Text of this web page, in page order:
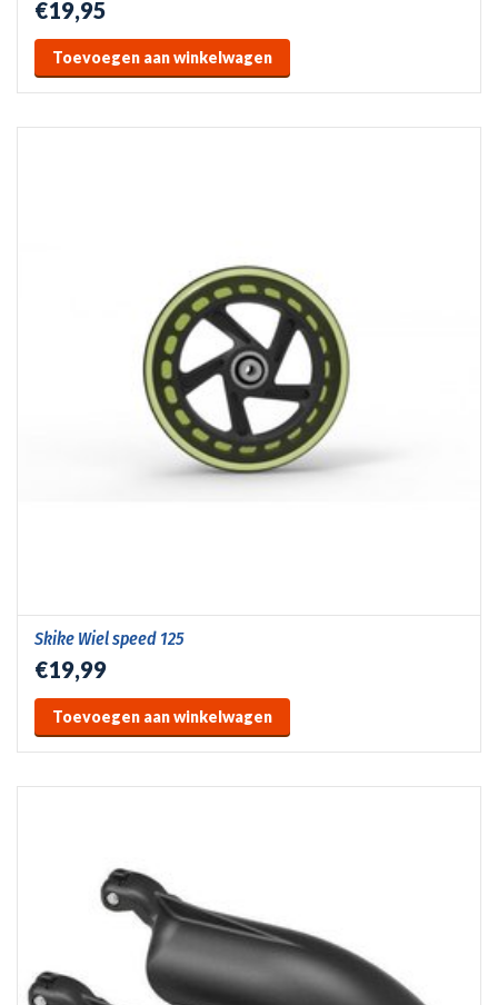
€19,95
Toevoegen aan winkelwagen
Skike Wiel speed 125
€19,99
Toevoegen aan winkelwagen